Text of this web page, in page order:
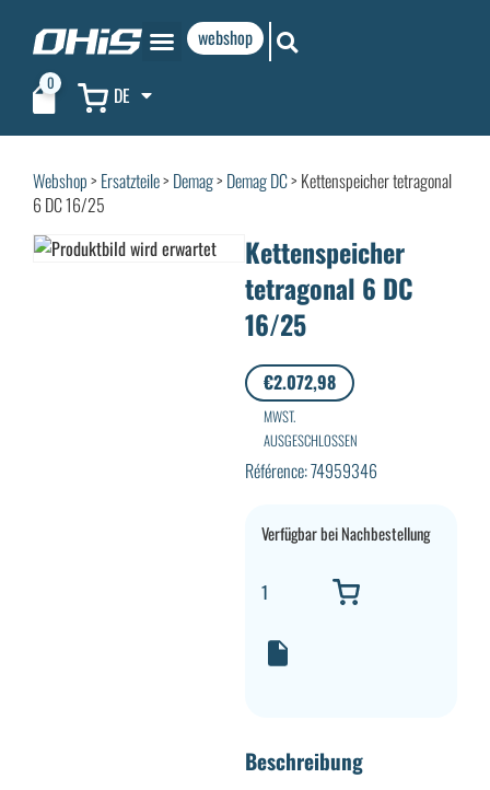
webshop
0 DE
Webshop> Ersatzteile> Demag> Demag DC> Kettenspeicher tetragonal
6 DC 16/25
Kettenspeicher
tetragonal 6 DC
16/25
€2.072,98
MWST.
AUSGESCHLOSSEN
Référence: 74959346
Verfügbar bei Nachbestellung
Beschreibung